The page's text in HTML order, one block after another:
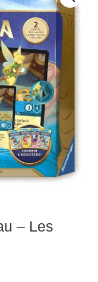
– Les